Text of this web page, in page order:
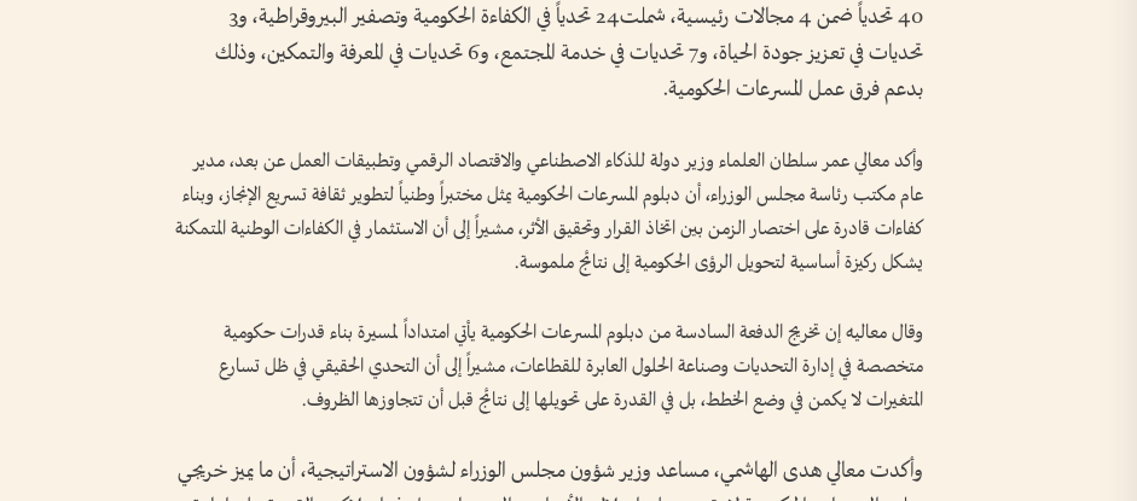
40 تحدياً ضمن 4 مجالات رئيسية، شملت24 تحدياً في الكفاءة الحكومية وتصفير البيروقراطية، و3
تحديات في تعزيز جودة الحياة، و7 تحديات في خدمة المجتمع، و6 تحديات في المعرفة والتمكين، وذلك
بدعم فرق عمل المسرعات الحكومية.
وأكد معالي عمر سلطان العلماء وزير دولة للذكاء الاصطناعي والاقتصاد الرقمي وتطبيقات العمل عن بعد، مدير
عام مكتب رئاسة مجلس الوزراء، أن دبلوم المسرعات الحكومية يمثل مختبراً وطنياً لتطوير ثقافة تسريع الإنجاز، وبناء
كفاءات قادرة على اختصار الزمن بين اتخاذ القرار وتحقيق الأثر، مشيراً إلى أن الاستثمار في الكفاءات الوطنية المتمكنة
يشكل ركيزة أساسية لتحويل الرؤى الحكومية إلى نتائج ملموسة.
وقال معاليه إن تخريج الدفعة السادسة من دبلوم المسرعات الحكومية يأتي امتداداً لمسيرة بناء قدرات حكومية
متخصصة في إدارة التحديات وصناعة الحلول العابرة للقطاعات، مشيراً إلى أن التحدي الحقيقي في ظل تسارع
المتغيرات لا يكمن في وضع الخطط، بل في القدرة على تحويلها إلى نتائج قبل أن تتجاوزها الظروف.
وأكدت معالي هدى الهاشمي، مساعد وزير شؤون مجلس الوزراء لشؤون الاستراتيجية، أن ما يميز خريجي